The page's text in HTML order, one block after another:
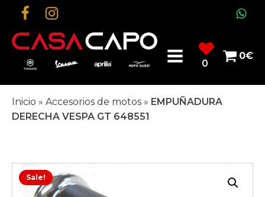
0
0€
Inicio » Accesorios de motos » EMPUÑADURA
DERECHA VESPA GT 648551
Sale!